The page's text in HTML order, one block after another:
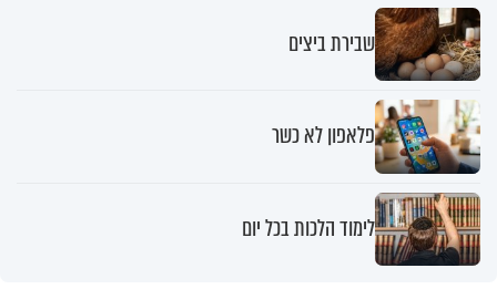
שבירת ביצים
פלאפון לא כשר
לימוד הלכות בכל יום